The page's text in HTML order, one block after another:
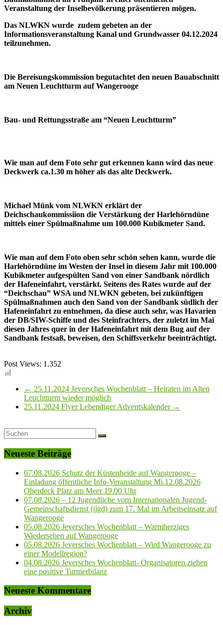
Veranstaltung der Inselbevölkerung präsentieren mögen.
Das NLWKN wurde zudem gebeten an der
Informationsveranstaltung Kanal und Grundwasser 04.12.2024
teilzunehmen.
Die Bereisungskommission begutachtet den neuen Bauabschnitt
am Neuen Leuchtturm auf Wangerooge
Bau- und Rettungsstraße am “Neuen Leuchtturm”
Wie man auf dem Foto sehr gut erkennen kann wird das neue
Deckwerk ca.1.30 m höher als das alte Deckwerk.
Michael Münk vom NLWKN erklärt der
Deichschaukommissiion die Verstärkung der Harlehörndüne
mittels einer Spülmaßnahme um 100.000 Kubikmeter Sand.
Wie man auf dem Foto oben sehr schön sehen kann, wurde die
Harlehörndüne im Westen der Insel in diesem Jahr mit 100.000
Kubikmeter aufgespülten Sand von einer Sandbank nördlich
der Hafeneinfahrt, verstärkt. Seitens des Rates wurde auf der
“Deichschau” WSA und NLWKN gebeten, bei zukünftigen
Spülmaßnahmen auch den Sand von der Sandbank südlich der
Hafeneinfahrt zu entnehmen, da diese auch sehr, was Havarien
der DB/SIW-Schiffe und des Steinfrachters, der zuletzt im Mai
diesen Jahres quer in der Hafeneinfahrt mit dem Bug auf der
Sandbank festsaß, beweisen, den Schiffsverkehr beeinträchtigt.
Post Views: 1.352
← 25.11.2024 Jeversches Wochenblatt – Heiraten im Alten
Leuchtturm wieder möglich
25.11.2024 Flyer Lebendiger Adventskalender →
Neueste Beiträge
07.08.2026 Schutz der Küstenheide auf Wangerooge –
Einladung öffentliche Info-Veranstaltung Mi.12.08.2026
Oberdeck Platz am Meer 19.00 Uhr
07.08.2026 – 12 Jugendliche vom Internationalen Jugend-
Gemeinschaftsdienst (ijgd) zum 17. Mal im Arbeitseinsatz auf
Wangerooge
05.08.2026 Jeversches Wochenblatt – Warmherziges
Wiedersehen auf Wangerooge
05.08.2026 Jeversches Wochenblatt – Wird Wangerooge zu
einer Modellregion?
04.08.2026 Jeversches Wochenblatt- Organisatoren ziehen
eine positive Turnierbilanz
Neueste Kommentare
Archiv